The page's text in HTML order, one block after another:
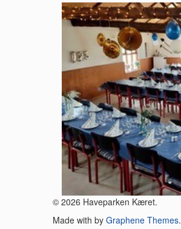
© 2026 Haveparken Kæret.
Made with by Graphene Themes.